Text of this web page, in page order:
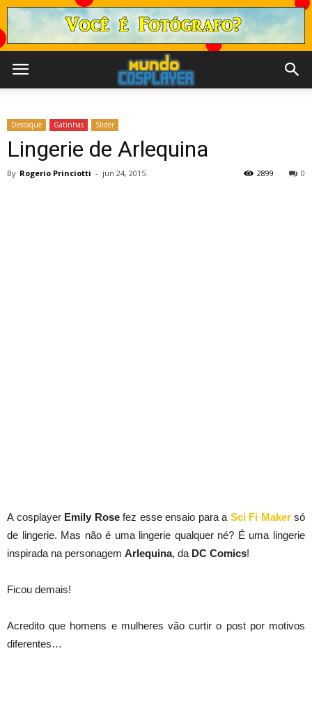
Destaque Gatinhas Slider
Lingerie de Arlequina
By Rogerio Princiotti - jun 24, 2015 0
2899
A cosplayer Emily Rosefez esse ensaio para a Sci Fi Makersó
de lingerie. Mas não é uma lingerie qualquer né? É uma lingerie
inspirada na personagem Arlequina, da DC Comics!
Ficou demais!
Acredito que homens e mulheres vão curtir o post por motivos
diferentes…